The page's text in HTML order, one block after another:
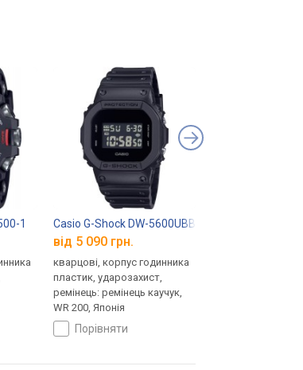
1 Casio G-Shock DW-5600UBB-1
від 5 090 грн.
кварцові, корпус годинника
пластик, ударозахист,
ремінець: ремінець каучук,
WR 200, Японія
порівняти